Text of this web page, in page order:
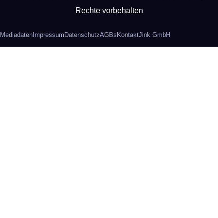
Rechte vorbehalten
Mediadaten Impressum DatenschutzAGBs KontaktJink GmbH